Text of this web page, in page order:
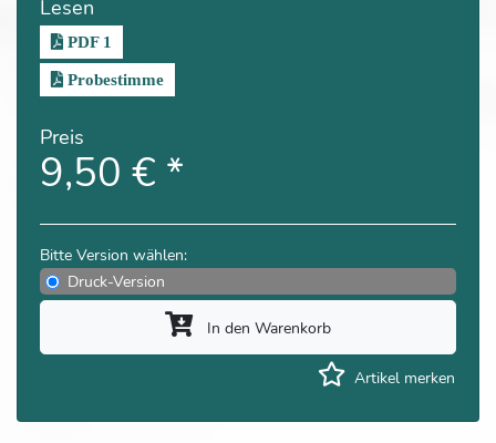
Lesen
PDF 1
Probestimme
Preis
9,50 € *
Bitte Version wählen:
Druck-Version
In den Warenkorb
Artikel merken